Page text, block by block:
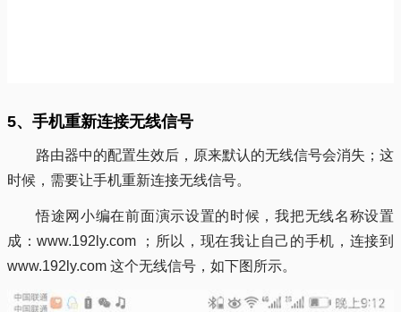
5、手机重新连接无线信号
路由器中的配置生效后，原来默认的无线信号会消失；这
时候，需要让手机重新连接无线信号。
悟途网小编在前面演示设置的时候，我把无线名称设置
成：www.192ly.com ；所以，现在我让自己的手机，连接到
www.192ly.com 这个无线信号，如下图所示。